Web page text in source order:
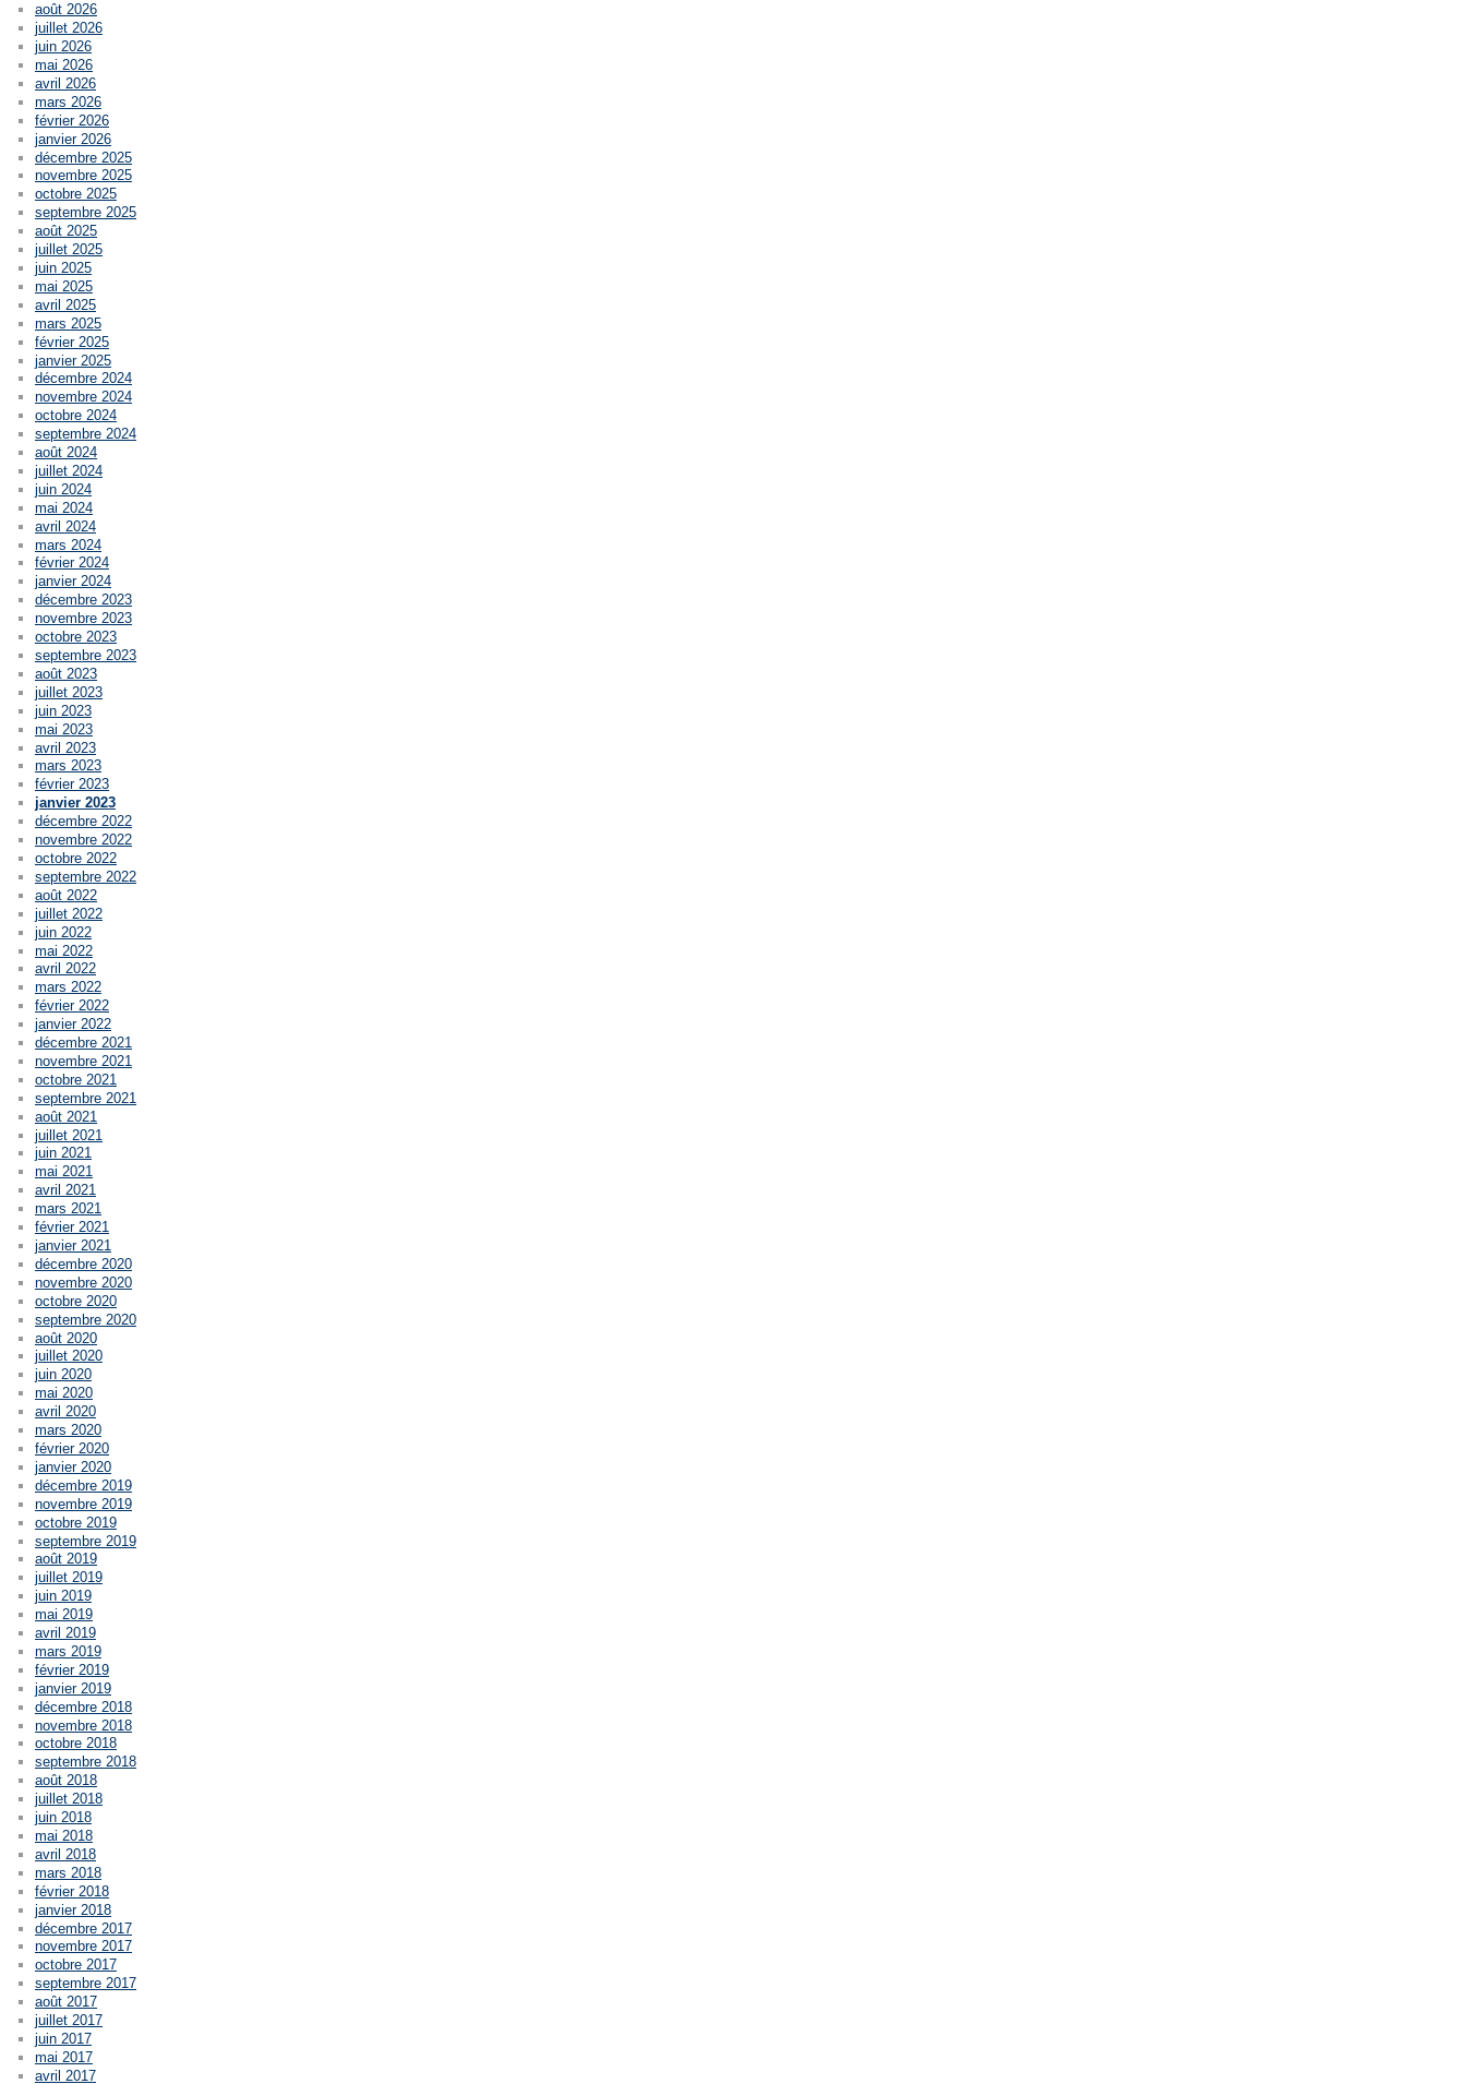
août 2026
juillet 2026
juin 2026
mai 2026
avril 2026
mars 2026
février 2026
janvier 2026
décembre 2025
novembre 2025
octobre 2025
septembre 2025
août 2025
juillet 2025
juin 2025
mai 2025
avril 2025
mars 2025
février 2025
janvier 2025
décembre 2024
novembre 2024
octobre 2024
septembre 2024
août 2024
juillet 2024
juin 2024
mai 2024
avril 2024
mars 2024
février 2024
janvier 2024
décembre 2023
novembre 2023
octobre 2023
septembre 2023
août 2023
juillet 2023
juin 2023
mai 2023
avril 2023
mars 2023
février 2023
janvier 2023
décembre 2022
novembre 2022
octobre 2022
septembre 2022
août 2022
juillet 2022
juin 2022
mai 2022
avril 2022
mars 2022
février 2022
janvier 2022
décembre 2021
novembre 2021
octobre 2021
septembre 2021
août 2021
juillet 2021
juin 2021
mai 2021
avril 2021
mars 2021
février 2021
janvier 2021
décembre 2020
novembre 2020
octobre 2020
septembre 2020
août 2020
juillet 2020
juin 2020
mai 2020
avril 2020
mars 2020
février 2020
janvier 2020
décembre 2019
novembre 2019
octobre 2019
septembre 2019
août 2019
juillet 2019
juin 2019
mai 2019
avril 2019
mars 2019
février 2019
janvier 2019
décembre 2018
novembre 2018
octobre 2018
septembre 2018
août 2018
juillet 2018
juin 2018
mai 2018
avril 2018
mars 2018
février 2018
janvier 2018
décembre 2017
novembre 2017
octobre 2017
septembre 2017
août 2017
juillet 2017
juin 2017
mai 2017
avril 2017